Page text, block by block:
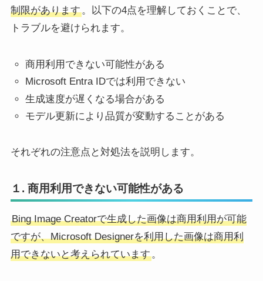
制限があります。以下の4点を理解しておくことで、
トラブルを避けられます。
商用利用できない可能性がある
Microsoft Entra IDでは利用できない
生成速度が遅くなる場合がある
モデル更新により品質が変動することがある
それぞれの注意点と対処法を説明します。
１. 商用利用できない可能性がある
Bing Image Creatorで生成した画像は商用利用が可能
ですが、Microsoft Designerを利用した画像は商用利
用できないと考えられています。